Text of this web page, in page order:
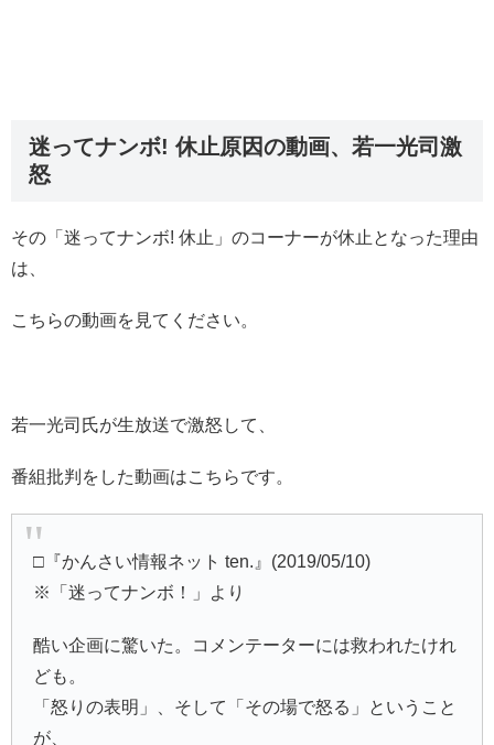
迷ってナンボ! 休止原因の動画、若一光司激
怒
その「迷ってナンボ! 休止」のコーナーが休止となった理由
は、
こちらの動画を見てください。
若一光司氏が生放送で激怒して、
番組批判をした動画はこちらです。
□『かんさい情報ネット ten.』(2019/05/10)
※「迷ってナンボ！」より
酷い企画に驚いた。コメンテーターには救われたけれ
ども。
「怒りの表明」、そして「その場で怒る」ということ
が、